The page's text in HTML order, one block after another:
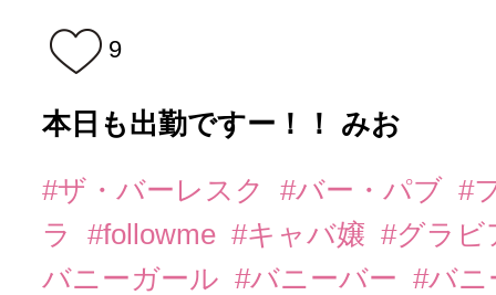
9
本日も出勤ですー！！ みお
#ザ・バーレスク #バー・パブ #
ラ
#followme #キャバ嬢 #グラ
バニーガール #バニーバー #バ